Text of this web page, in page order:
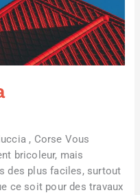
, Corse Vous
bricoleur, mais
des plus faciles, surtout
ce soit pour des travaux